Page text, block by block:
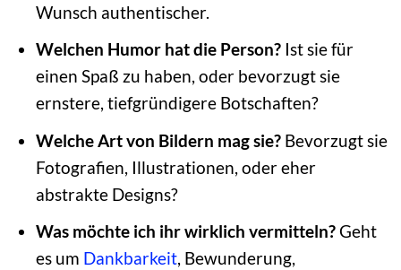
Wunsch authentischer.
Welchen Humor hat die Person?Ist sie für
einen Spaß zu haben, oder bevorzugt sie
ernstere, tiefgründigere Botschaften?
Welche Art von Bildern mag sie?Bevorzugt sie
Fotografien, Illustrationen, oder eher
abstrakte Designs?
Was möchte ich ihr wirklich vermitteln?Geht
es um Dankbarkeit, Bewunderung,